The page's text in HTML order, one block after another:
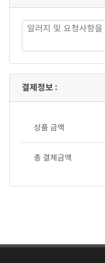
결제정보 :
상품 금액
총 결제금액